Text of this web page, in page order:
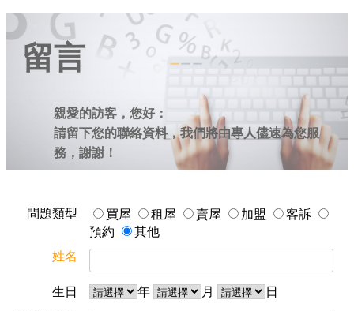
留言
親愛的訪客，您好：
請留下您的聯絡資料，我們將由專人儘速為您服
務，謝謝！
問題類型 買屋 租屋 賣屋 加盟
客訴
預約
其他
姓名
生日 年 月
日